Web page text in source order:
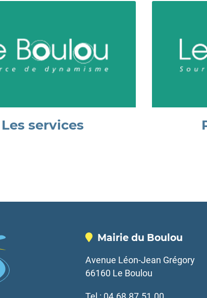
Les services
Mairie du Boulou
Avenue Léon-Jean Grégory
66160 Le Boulou